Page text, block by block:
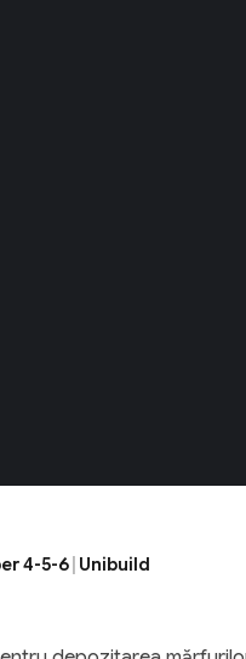
4-5-6 Unibuild